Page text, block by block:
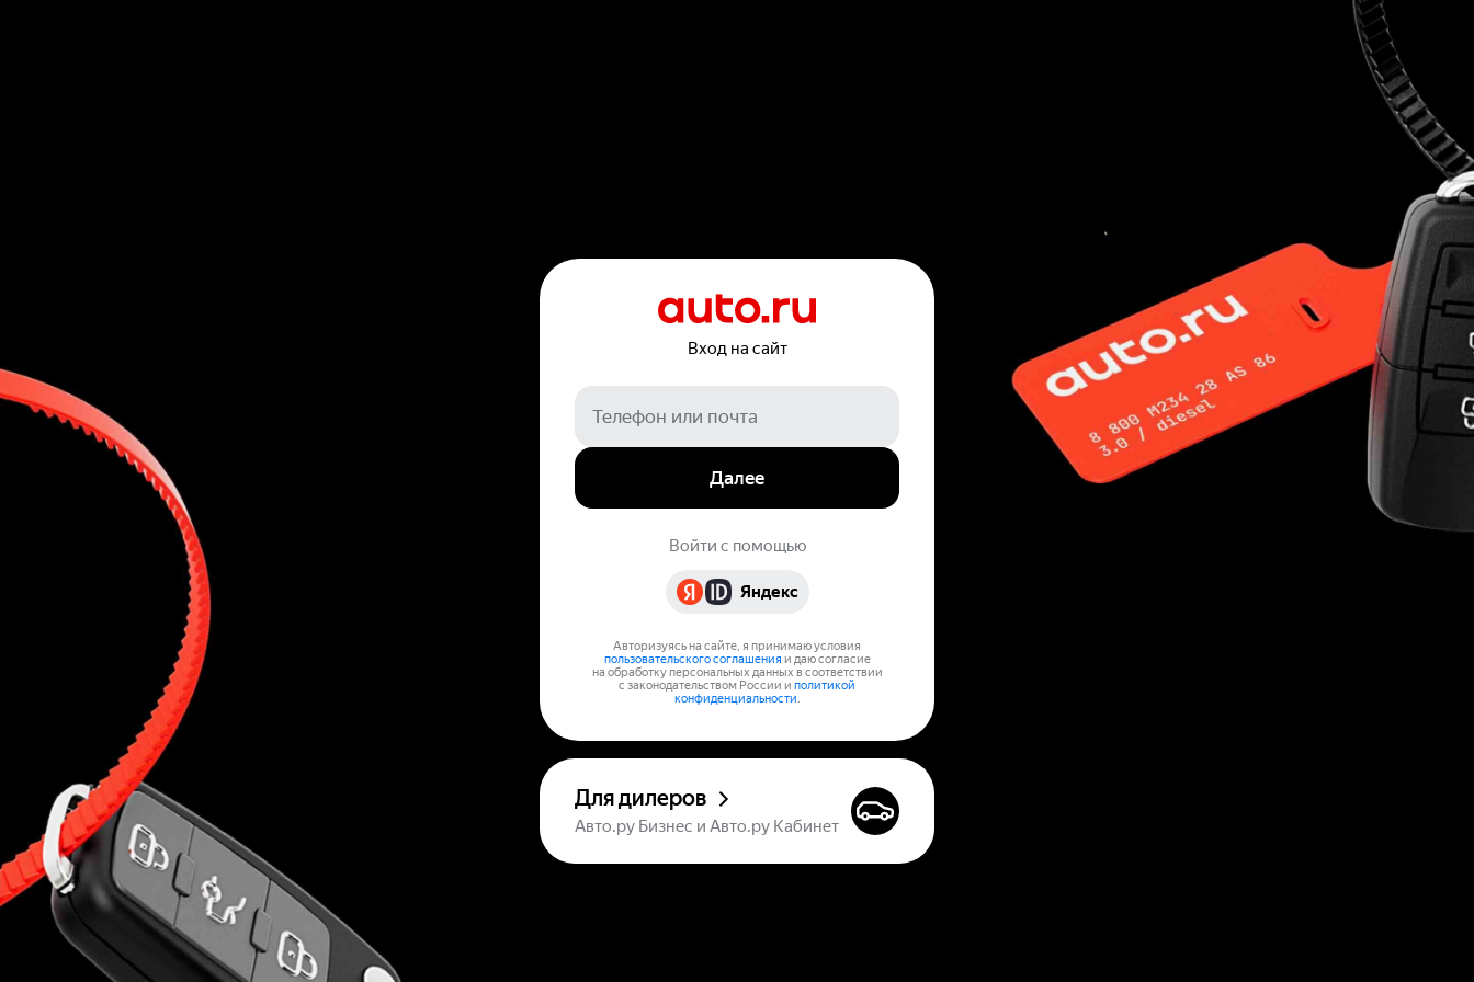
Вход на сайт
Далее
Войти с помощью
Яндекс
Авторизуясь на сайте, я принимаю условия
пользовательского соглашения и даю согласие
на обработку персональных данных в соответствии
с законодательством России и политикой
конфиденциальности.
Для дилеров
Авто.ру Бизнес и Авто.ру Кабинет